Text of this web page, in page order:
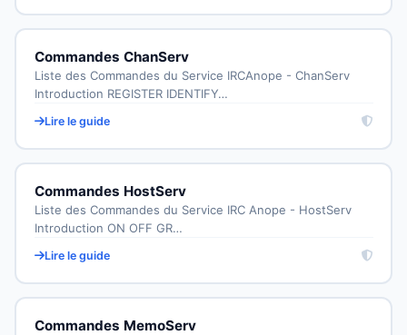
Commandes ChanServ
Liste des Commandes du Service IRCAnope - ChanServ
Introduction REGISTER IDENTIFY…
Lire le guide
Commandes HostServ
Liste des Commandes du Service IRC Anope - HostServ
Introduction ON OFF GR…
Lire le guide
Commandes MemoServ